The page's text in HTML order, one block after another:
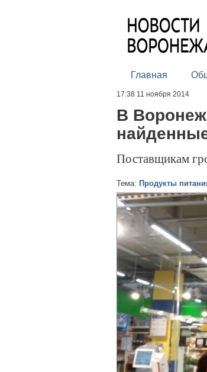
Главная
17:38 11 ноября 2014
В
Поставщикам
Тема: Продукты